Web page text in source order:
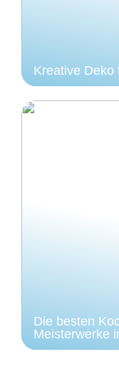
Kreative Deko
Die besten
Meisterwerke